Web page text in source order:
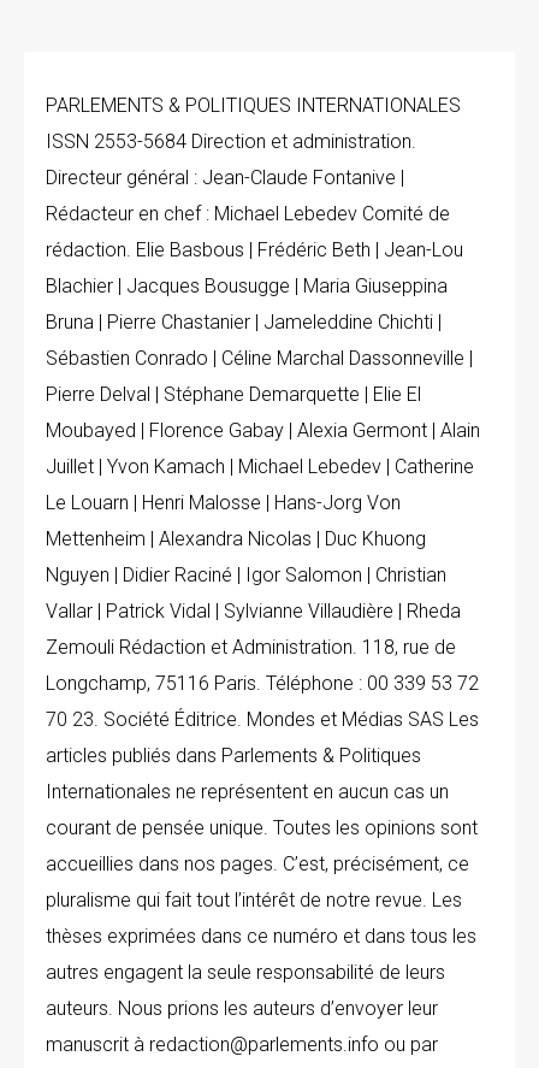
PARLEMENTS & POLITIQUES INTERNATIONALES
ISSN 2553-5684 Direction et administration.
Directeur général : Jean-Claude Fontanive |
Rédacteur en chef : Michael Lebedev Comité de
rédaction. Elie Basbous | Frédéric Beth | Jean-Lou
Blachier | Jacques Bousugge | Maria Giuseppina
Bruna | Pierre Chastanier | Jameleddine Chichti |
Sébastien Conrado | Céline Marchal Dassonneville |
Pierre Delval | Stéphane Demarquette | Elie El
Moubayed | Florence Gabay | Alexia Germont | Alain
Juillet | Yvon Kamach | Michael Lebedev | Catherine
Le Louarn | Henri Malosse | Hans-Jorg Von
Mettenheim | Alexandra Nicolas | Duc Khuong
Nguyen | Didier Raciné | Igor Salomon | Christian
Vallar | Patrick Vidal | Sylvianne Villaudière | Rheda
Zemouli Rédaction et Administration. 118, rue de
Longchamp, 75116 Paris. Téléphone : 00 339 53 72
70 23. Société Éditrice. Mondes et Médias SAS Les
articles publiés dans Parlements & Politiques
Internationales ne représentent en aucun cas un
courant de pensée unique. Toutes les opinions sont
accueillies dans nos pages. C’est, précisément, ce
pluralisme qui fait tout l’intérêt de notre revue. Les
thèses exprimées dans ce numéro et dans tous les
autres engagent la seule responsabilité de leurs
auteurs. Nous prions les auteurs d’envoyer leur
manuscrit à redaction@parlements.info ou par